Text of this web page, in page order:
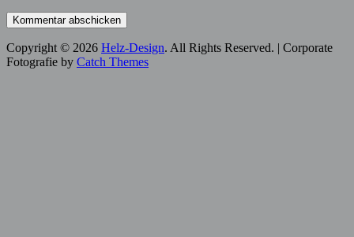
Copyright © 2026 Helz-Design. All Rights Reserved. | Corporate
Fotografie by Catch Themes